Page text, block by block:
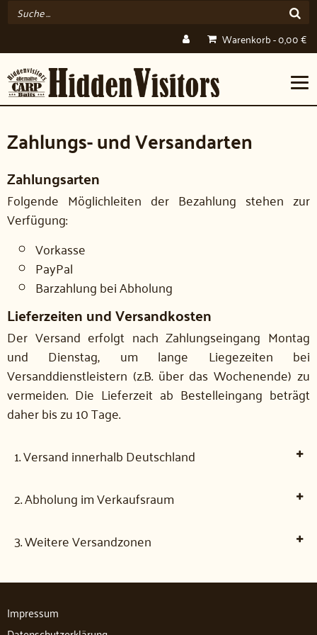
Warenkorb-0,00€
Zahlungs- und Versandarten
Zahlungsarten
Folgende Möglichleiten der Bezahlung stehen zur
Verfügung:
Vorkasse
PayPal
Barzahlung bei Abholung
Lieferzeiten und Versandkosten
Der Versand erfolgt nach Zahlungseingang Montag
und Dienstag, um lange Liegezeiten bei
Versanddienstleistern (z.B. über das Wochenende) zu
vermeiden. Die Lieferzeit ab Bestelleingang beträgt
daher bis zu 10 Tage.
1. Versand innerhalb Deutschland
2. Abholung im Verkaufsraum
3. Weitere Versandzonen
Impressum